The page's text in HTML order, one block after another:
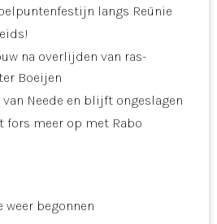
langs Reünie
na overlijden van ras-
Boeijen
van Neede en blijft ongeslagen
fors meer op met Rabo
weer begonnen